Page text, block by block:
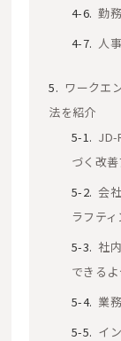
勤
人
ワークエ
法を紹介
JD-
づく改
会
ラフティ
社
できる
業
イ